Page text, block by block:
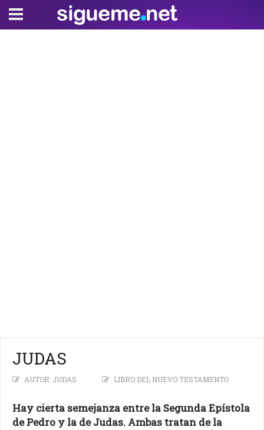
JUDAS
AUTOR: JUDAS LIBRO DEL NUEVO TESTAMENTO
Hay cierta semejanza entre la Segunda Epístola
de Pedro y la de Judas. Ambas tratan de la